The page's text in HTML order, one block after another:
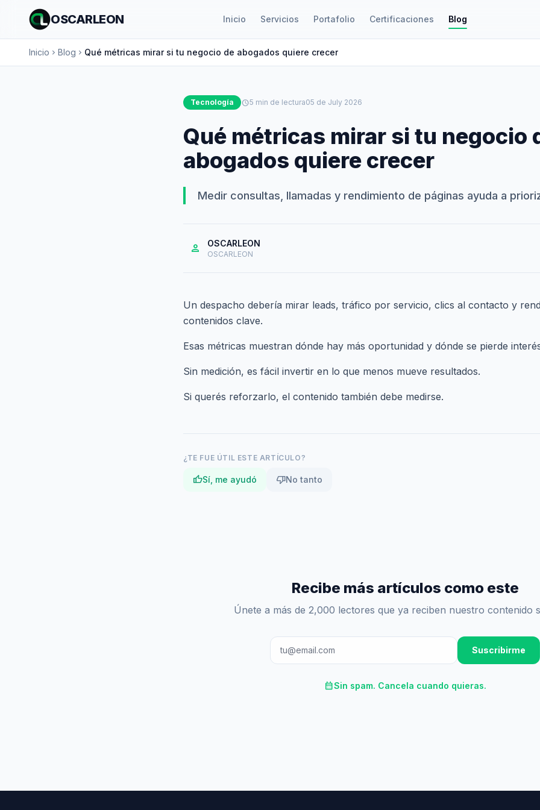
OSCARLEON Inicio Servicios Portafolio Certificaciones Blog
Inicio chevron_right Blog chevron_right Qué métricas mirar si tu negocio de abogados quiere crecer
Tecnología schedule5 min de lectura05 de July 2026
Qué métricas mirar si tu negocio
abogados quiere crecer
Medir consultas, llamadas y rendimiento de páginas ayuda a
person OSCARLEON
OSCARLEON
Un despacho debería mirar leads, tráfico por servicio, clics al contacto y
contenidos clave.
Esas métricas muestran dónde hay más oportunidad y dónde se pierde
Sin medición, es fácil invertir en lo que menos mueve resultados.
Si querés reforzarlo, el contenido también debe medirse.
¿TE FUE ÚTIL ESTE ARTÍCULO?
thumb_upSí, me ayudó thumb_downNo tanto
Recibe más artículos como este
Únete a más de 2,000 lectores que ya reciben nuestro contenido
Suscribirme
calendar_monthSin spam. Cancela cuando quieras.